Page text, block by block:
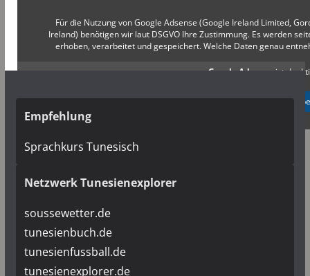
Für die Nutzung von Google Adsense (Google Ireland Limited,
Ireland) benötigen wir laut DSGVO Ihre Zustimmung. Es werden
erhoben, verarbeitet und gespeichert. Welche Daten genau
Google Adsense ist
✓ Erlauben
Empfehlung
Sprachkurs Tunesisch
Netzwerk Tunesienexplorer
soussewetter.de
tunesienbuch.de
tunesienfussball.de
tunesienexplorer.de